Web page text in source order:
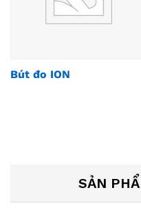
Bút đo ION
SẢN